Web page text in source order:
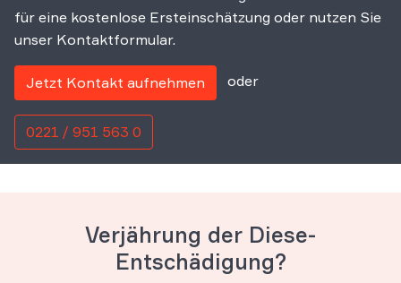
für eine kostenlose Ersteinschätzung oder nutzen Sie
unser Kontaktformular.
Jetzt Kontakt aufnehmen oder
0221 / 951 563 0
Verjährung der Diese-
Entschädigung?